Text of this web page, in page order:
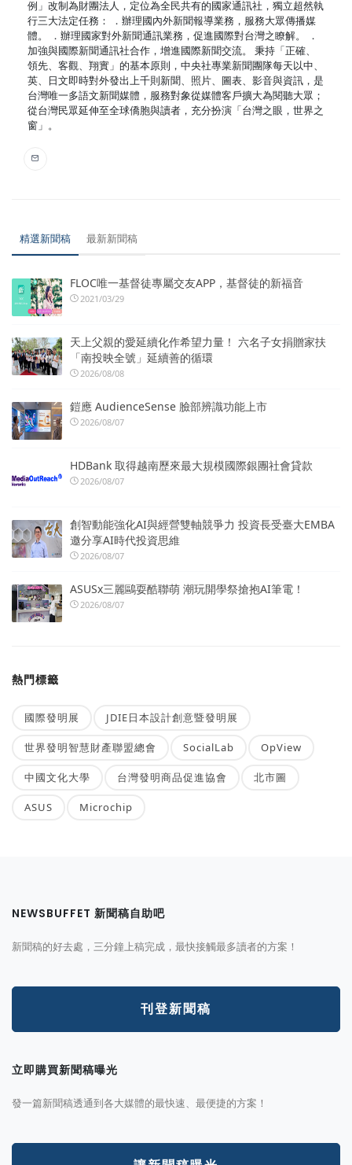
例」改制為財團法人，定位為全民共有的國家通訊社，獨立超然執
行三大法定任務： ．辦理國內外新聞報導業務，服務大眾傳播媒
體。 ．辦理國家對外新聞通訊業務，促進國際對台灣之瞭解。 ．
加強與國際新聞通訊社合作，增進國際新聞交流。 秉持「正確、
領先、客觀、翔實」的基本原則，中央社專業新聞團隊每天以中、
英、日文即時對外發出上千則新聞、照片、圖表、影音與資訊，是
台灣唯一多語文新聞媒體，服務對象從媒體客戶擴大為閱聽大眾；
從台灣民眾延伸至全球僑胞與讀者，充分扮演「台灣之眼，世界之
窗」。
精選新聞稿 最新新聞稿
FLOC唯一基督徒專屬交友APP，基督徒的新福音
2021/03/29
天上父親的愛延續化作希望力量！ 六名子女捐贈家扶
「南投映全號」延續善的循環
2026/08/08
鎧應 AudienceSense 臉部辨識功能上市
2026/08/07
HDBank 取得越南歷來最大規模國際銀團社會貸款
2026/08/07
創智動能強化AI與經營雙軸競爭力 投資長受臺大EMBA
邀分享AI時代投資思維
2026/08/07
ASUSx三麗鷗耍酷聯萌 潮玩開學祭搶抱AI筆電！
2026/08/07
熱門標籤
國際發明展 JDIE日本設計創意暨發明展
世界發明智慧財產聯盟總會 SocialLab OpView
中國文化大學 台灣發明商品促進協會 北市圖
ASUS Microchip
NEWSBUFFET 新聞稿自助吧
新聞稿的好去處，三分鐘上稿完成，最快接觸最多讀者的方案！
刊登新聞稿
立即購買新聞稿曝光
發一篇新聞稿透通到各大媒體的最快速、最便捷的方案！